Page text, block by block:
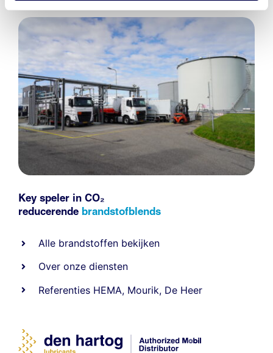
Key speler in CO₂
reducerende brandstofblends
Alle brandstoffen bekijken
Over onze diensten
Referenties HEMA, Mourik, De Heer